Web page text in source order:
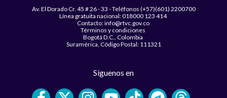
Av. El Dorado Cr. 45 # 26 - 33 - Teléfonos (+57)(601) 2200700
Línea gratuita nacional: 018000 123 414
Contacto: info@rtvc.gov.co
Términos y condiciones
Bogotá D.C., Colombia
Suramérica, Código Postal: 111321
Síguenos en